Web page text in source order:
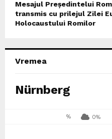
Mesajul Președintelui
transmis cu prilejul Zilei
Holocaustului Romilor
Vremea
Nürnberg
% 0%